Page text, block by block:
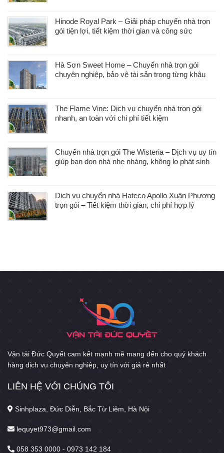
Hinode Royal Park – Giải pháp chuyển nhà trọn
gói tiện lợi, tiết kiệm thời gian và công sức
Hà Sơn Sweet Home – Chuyển nhà trọn gói
chuyên nghiệp, bảo vệ tài sản trong từng khâu
The Flame Vine: Dịch vụ chuyển nhà trọn gói
nhanh, an toàn với chi phí tiết kiệm
Chuyển nhà trọn gói The Wisteria – Dịch vụ uy tín
giúp bạn dọn nhà nhẹ nhàng, không lo phát sinh
Dịch vụ chuyển nhà Hateco Apollo Xuân Phương
trọn gói – Tiết kiệm thời gian, chi phí hợp lý
Vận tải Đức Quyết cam kết mạnh mẽ mang đến cho quý khách
hàng dịch vụ chuyên nghiệp, uy tín với giá rẻ nhất
LIÊN HỆ VỚI CHÚNG TÔI
Sinhplaza, Đức Diễn, Bắc Từ Liêm, Hà Nội
lequyet973@gmail.com
058 353 0000 - 0973 142 184